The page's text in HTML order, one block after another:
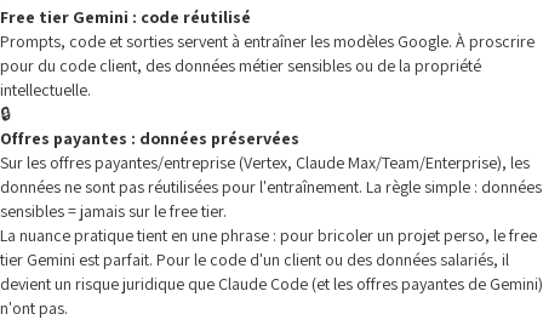
Free tier Gemini : code réutilisé
Prompts, code et sorties servent à entraîner les modèles Google. À proscrire
pour du code client, des données métier sensibles ou de la propriété
intellectuelle.
🔒
Offres payantes : données préservées
Sur les offres payantes/entreprise (Vertex, Claude Max/Team/Enterprise), les
données ne sont pas réutilisées pour l'entraînement. La règle simple : données
sensibles = jamais sur le free tier.
La nuance pratique tient en une phrase : pour bricoler un projet perso, le free
tier Gemini est parfait. Pour le code d'un client ou des données salariés, il
devient un risque juridique que Claude Code (et les offres payantes de Gemini)
n'ont pas.